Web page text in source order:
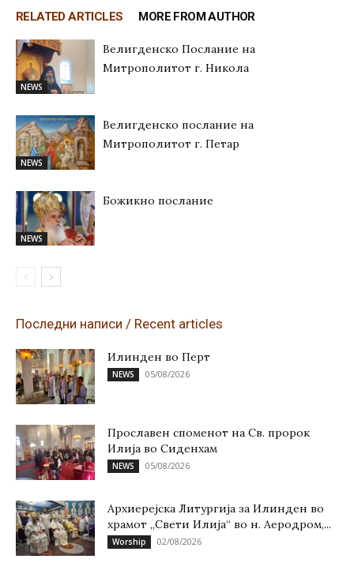
RELATED ARTICLES MORE FROM AUTHOR
NEWS
Велигденско Послание на
Митрополитот г. Никола
NEWS
Велигденско послание на
Митрополитот г. Петар
NEWS
Божикно послание
Последни написи / Recent articles
Илинден во Перт
NEWS 05/08/2026
Прославен споменот на Св. пророк
Илија во Сиденхам
NEWS 05/08/2026
Архиерејска Литургија за Илинден во
храмот „Свети Илија“ во н. Аеродром,...
Worship 02/08/2026